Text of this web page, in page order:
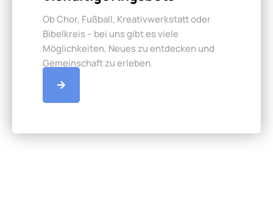
Ob Chor, Fußball, Kreativwerkstatt oder
Bibelkreis – bei uns gibt es viele
Möglichkeiten, Neues zu entdecken und
Gemeinschaft zu erleben.